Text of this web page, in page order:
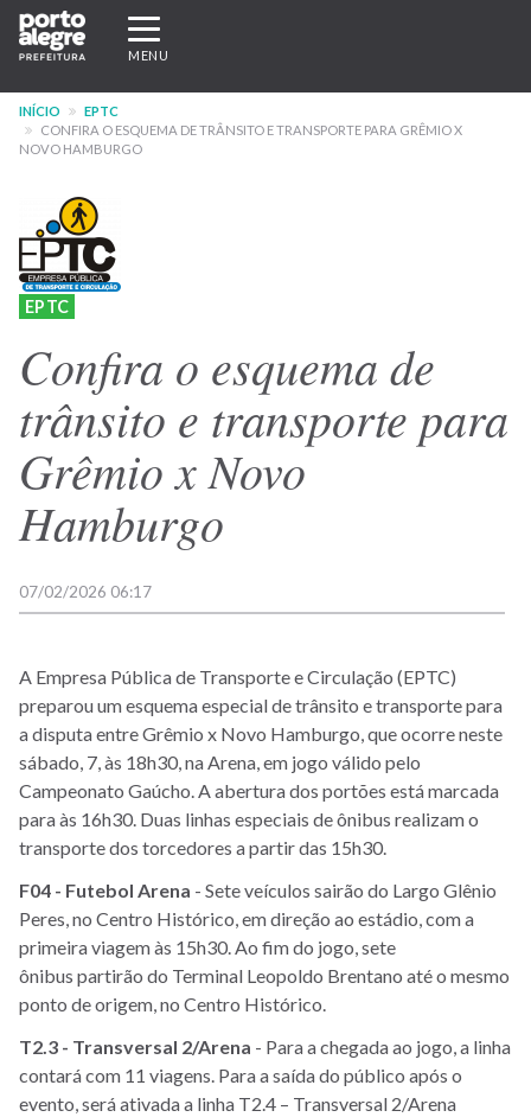
Pular
para
conteúdo
principal
Expandir/recolher
navegação
MENU
INÍCIO
EPTC
CONFIRA O ESQUEMA DE TRÂNSITO E TRANSPORTE PARA GRÊMIO X
NOVO HAMBURGO
EPTC
Confira o esquema de
trânsito e transporte para
Grêmio x Novo
Hamburgo
07/02/2026 06:17
A Empresa Pública de Transporte e Circulação (EPTC)
preparou um esquema especial de trânsito e transporte para
a disputa entre Grêmio x Novo Hamburgo, que ocorre neste
sábado, 7, às 18h30, na Arena, em jogo válido pelo
Campeonato Gaúcho. A abertura dos portões está marcada
para às 16h30. Duas linhas especiais de ônibus realizam o
transporte dos torcedores a partir das 15h30.
F04 - Futebol Arena - Sete veículos sairão do Largo Glênio
Peres, no Centro Histórico, em direção ao estádio, com a
primeira viagem às 15h30. Ao fim do jogo, sete
ônibus partirão do Terminal Leopoldo Brentano até o mesmo
ponto de origem, no Centro Histórico.
T2.3 - Transversal 2/Arena - Para a chegada ao jogo, a linha
contará com 11 viagens. Para a saída do público após o
evento, será ativada a linha T2.4 – Transversal 2/Arena